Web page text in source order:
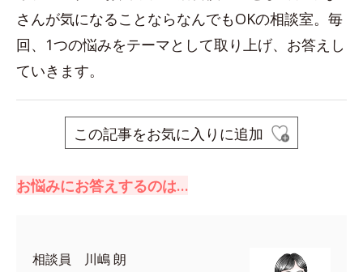
さんが気になることならなんでもOKの相談室。毎
回、1つの悩みをテーマとして取り上げ、お答えし
ていきます。
この記事をお気に入りに追加
お悩みにお答えするのは…
相談員 川嶋 朗